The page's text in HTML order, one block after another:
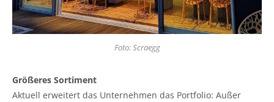
Foto: Scraegg
Größeres Sortiment
Aktuell erweitert das Unternehmen das Portfolio: Außer